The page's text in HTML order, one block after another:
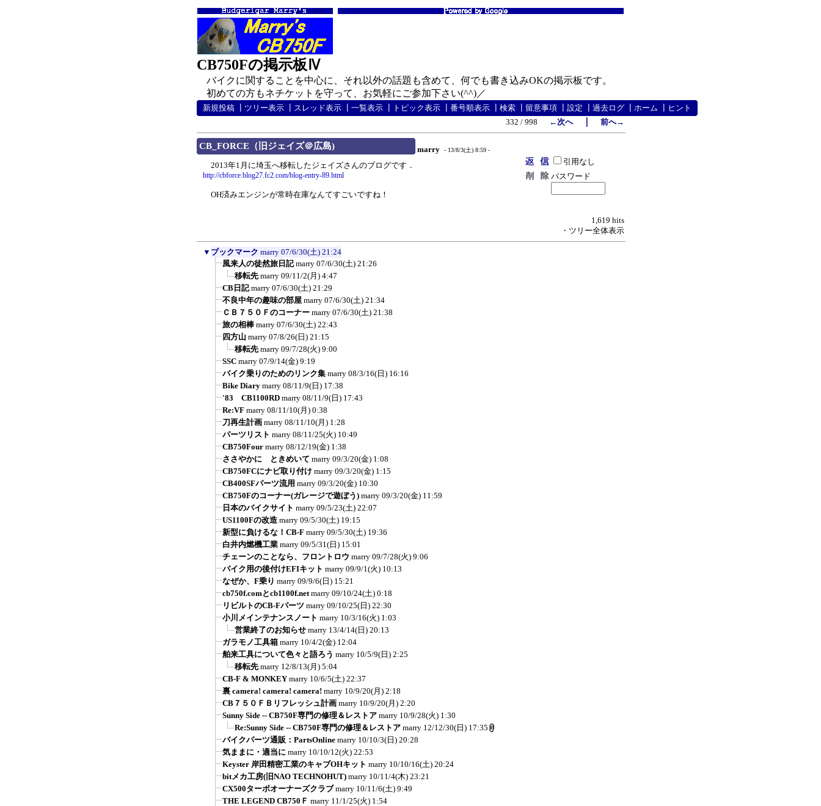
CB750Fの掲示板Ⅳ
バイクに関することを中心に、それ以外の話題も含めて、何でも書き込みOKの掲示板です。
初めての方もネチケットを守って、お気軽にご参加下さい(^^)／
新規投稿 ツリー表示 スレッド表示 一覧表示 トピック表示 番号順表示 検索 留意事項 設定 過去ログ ホーム
ヒント
332 / 998
←次へ｜ 前へ→
CB_FORCE（旧ジェイズ＠広島) marry - 13/8/3(土) 8:59 -
2013年1月に埼玉へ移転したジェイズさんのブログです．
http://cbforce.blog27.fc2.com/blog-entry-89.html
OH済みエンジンが常時在庫なんてすごいですね！
引用なし
パスワード
1,619 hits
・ツリー全体表示
▼ ブックマーク marry 07/6/30(土) 21:24
風来人の徒然旅日記 marry 07/6/30(土) 21:26
移転先 marry 09/11/2(月) 4:47
CB日記 marry 07/6/30(土) 21:29
不良中年の趣味の部屋 marry 07/6/30(土) 21:34
ＣＢ７５０Ｆのコーナー marry 07/6/30(土) 21:38
旅の相棒 marry 07/6/30(土) 22:43
四方山 marry 07/8/26(日) 21:15
移転先 marry 09/7/28(火) 9:00
SSC marry 07/9/14(金) 9:19
バイク乗りのためのリンク集 marry 08/3/16(日) 16:16
Bike Diary marry 08/11/9(日) 17:38
'83 CB1100RD marry 08/11/9(日) 17:43
Re:VF marry 08/11/10(月) 0:38
刀再生計画 marry 08/11/10(月) 1:28
パーツリスト marry 08/11/25(火) 10:49
CB750Four marry 08/12/19(金) 1:38
ささやかに ときめいて marry 09/3/20(金) 1:08
CB750FCにナビ取り付け marry 09/3/20(金) 1:15
CB400SFパーツ流用 marry 09/3/20(金) 10:30
CB750Fのコーナー(ガレージで遊ぼう) marry 09/3/20(金) 11:59
日本のバイクサイト marry 09/5/23(土) 22:07
US1100Fの改造 marry 09/5/30(土) 19:15
新型に負けるな！CB-F marry 09/5/30(土) 19:36
白井内燃機工業 marry 09/5/31(日) 15:01
チェーンのことなら、フロントロウ marry 09/7/28(火) 9:06
バイク用の後付けEFIキット marry 09/9/1(火) 10:13
なぜか、F乗り marry 09/9/6(日) 15:21
cb750f.comとcb1100f.net marry 09/10/24(土) 0:18
リビルトのCB-Fパーツ marry 09/10/25(日) 22:30
小川メインテナンスノート marry 10/3/16(火) 1:03
営業終了のお知らせ marry 13/4/14(日) 20:13
ガラモノ工具箱 marry 10/4/2(金) 12:04
舶来工具について色々と語ろう marry 10/5/9(日) 2:25
移転先 marry 12/8/13(月) 5:04
CB-F & MONKEY marry 10/6/5(土) 22:37
裏 camera! camera! camera! marry 10/9/20(月) 2:18
CB７５０ＦＢリフレッシュ計画 marry 10/9/20(月) 2:20
Sunny Side -- CB750F専門の修理＆レストア marry 10/9/28(火) 1:30
Re:Sunny Side -- CB750F専門の修理＆レストア marry 12/12/30(日) 17:35
バイクパーツ通販：PartsOnline marry 10/10/3(日) 20:28
気ままに・適当に marry 10/10/12(火) 22:53
Keyster 岸田精密工業のキャブOHキット marry 10/10/16(土) 20:24
bitメカ工房(旧NAO TECHNOHUT) marry 10/11/4(木) 23:21
CX500ターボオーナーズクラブ marry 10/11/6(土) 9:49
THE LEGEND CB750Ｆ marry 11/1/25(火) 1:54